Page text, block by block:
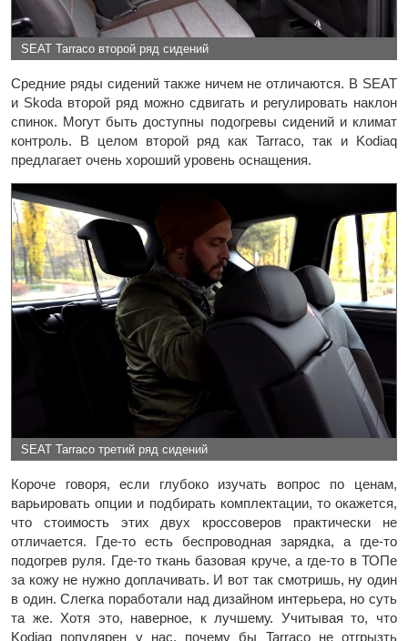
SEAT Tarraco второй ряд сидений
Средние ряды сидений также ничем не отличаются. В SEAT
и Skoda второй ряд можно сдвигать и регулировать наклон
спинок. Могут быть доступны подогревы сидений и климат
контроль. В целом второй ряд как Tarraco, так и Kodiaq
предлагает очень хороший уровень оснащения.
SEAT Tarraco третий ряд сидений
Короче говоря, если глубоко изучать вопрос по ценам,
варьировать опции и подбирать комплектации, то окажется,
что стоимость этих двух кроссоверов практически не
отличается. Где-то есть беспроводная зарядка, а где-то
подогрев руля. Где-то ткань базовая круче, а где-то в ТОПе
за кожу не нужно доплачивать. И вот так смотришь, ну один
в один. Слегка поработали над дизайном интерьера, но суть
та же. Хотя это, наверное, к лучшему. Учитывая то, что
Kodiaq популярен у нас, почему бы Tarraco не отгрызть